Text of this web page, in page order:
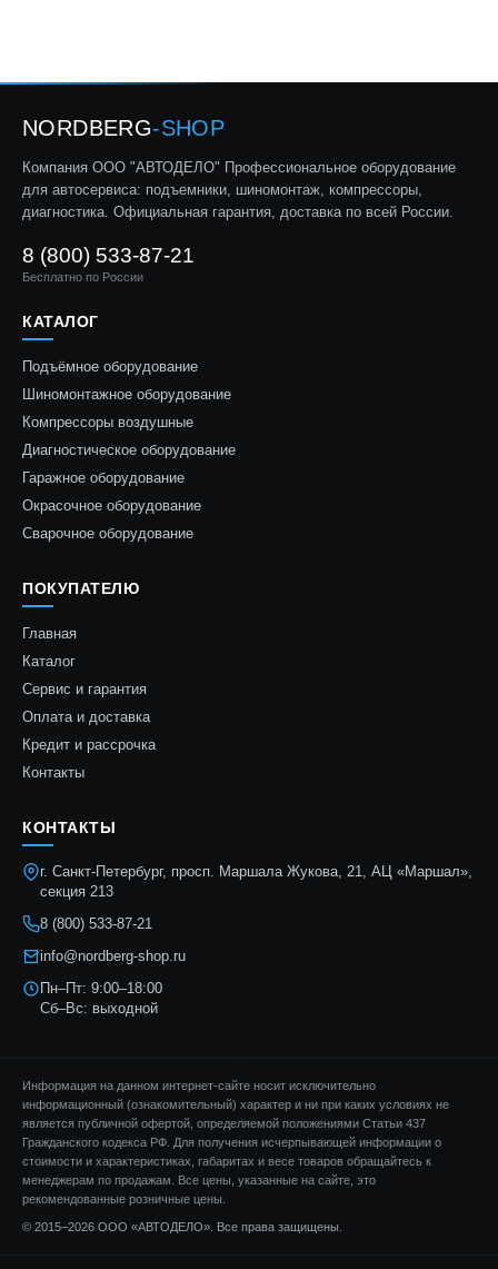
NORDBERG-SHOP
Компания ООО "АВТОДЕЛО" Профессиональное оборудование
для автосервиса: подъемники, шиномонтаж, компрессоры,
диагностика. Официальная гарантия, доставка по всей России.
8 (800) 533-87-21
Бесплатно по России
КАТАЛОГ
Подъёмное оборудование
Шиномонтажное оборудование
Компрессоры воздушные
Диагностическое оборудование
Гаражное оборудование
Окрасочное оборудование
Сварочное оборудование
ПОКУПАТЕЛЮ
Главная
Каталог
Сервис и гарантия
Оплата и доставка
Кредит и рассрочка
Контакты
КОНТАКТЫ
г. Санкт-Петербург, просп. Маршала Жукова, 21, АЦ «Маршал»,
секция 213
8 (800) 533-87-21
info@nordberg-shop.ru
Пн–Пт: 9:00–18:00
Сб–Вс: выходной
Информация на данном интернет-сайте носит исключительно
информационный (ознакомительный) характер и ни при каких условиях не
является публичной офертой, определяемой положениями Статьи 437
Гражданского кодекса РФ. Для получения исчерпывающей информации о
стоимости и характеристиках, габаритах и весе товаров обращайтесь к
менеджерам по продажам. Все цены, указанные на сайте, это
рекомендованные розничные цены.
© 2015–2026 ООО «АВТОДЕЛО». Все права защищены.